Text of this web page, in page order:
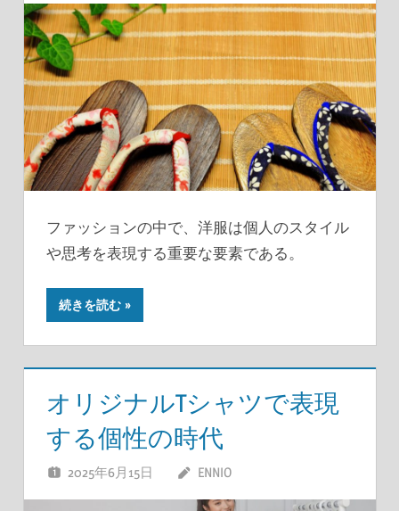
ファッションの中で、洋服は個人のスタイル
や思考を表現する重要な要素である。
続きを読む
オリジナルTシャツで表現
する個性の時代
2025年6月15日 ENNIO